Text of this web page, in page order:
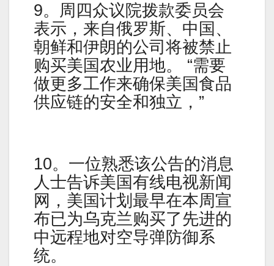
9。周四众议院拨款委员会
表示，来自俄罗斯、中国、
朝鲜和伊朗的公司将被禁止
购买美国农业用地。 “需要
做更多工作来确保美国食品
供应链的安全和独立，”
10。一位熟悉该公告的消息
人士告诉美国有线电视新闻
网，美国计划最早在本周宣
布已为乌克兰购买了先进的
中远程地对空导弹防御系
统。